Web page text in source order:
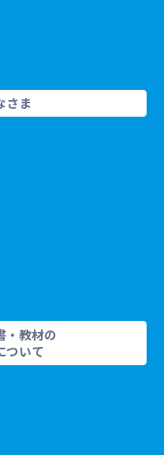
さま
・教材の
ついて